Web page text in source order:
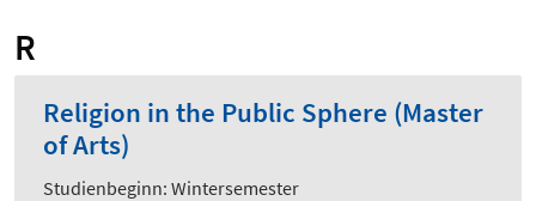
R
Religion in the Public Sphere (Master
of Arts)
Studienbeginn: Wintersemester